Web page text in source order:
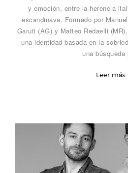
y emoción, entre la herencia
escandinava. Formado por
Garuti (AG) y Matteo Redaelli
una identidad basada en la
una
Leer más